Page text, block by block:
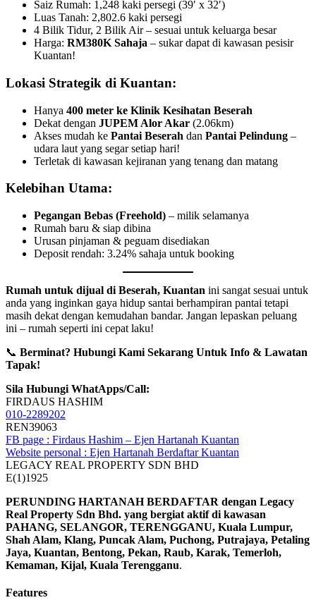
Saiz Rumah: 1,248 kaki persegi (39′ x 32′)
Luas Tanah: 2,802.6 kaki persegi
4 Bilik Tidur, 2 Bilik Air – sesuai untuk keluarga besar
Harga: RM380K Sahaja – sukar dapat di kawasan pesisir
Kuantan!
Lokasi Strategik di Kuantan:
Hanya 400 meter ke Klinik Kesihatan Beserah
Dekat dengan JUPEM Alor Akar (2.06km)
Akses mudah ke Pantai Beserah dan Pantai Pelindung –
udara laut yang segar setiap hari!
Terletak di kawasan kejiranan yang tenang dan matang
Kelebihan Utama:
Pegangan Bebas (Freehold) – milik selamanya
Rumah baru & siap dibina
Urusan pinjaman & peguam disediakan
Deposit rendah: 3.24% sahaja untuk booking
Rumah untuk dijual di Beserah, Kuantan ini sangat sesuai untuk
anda yang inginkan gaya hidup santai berhampiran pantai tetapi
masih dekat dengan kemudahan bandar. Jangan lepaskan peluang
ini – rumah seperti ini cepat laku!
📞 Berminat? Hubungi Kami Sekarang Untuk Info & Lawatan
Tapak!
Sila Hubungi WhatApps/Call:
FIRDAUS HASHIM
010-2289202
REN39063
FB page : Firdaus Hashim – Ejen Hartanah Kuantan
Website personal : Ejen Hartanah Berdaftar Kuantan
LEGACY REAL PROPERTY SDN BHD
E(1)1925
PERUNDING HARTANAH BERDAFTAR dengan Legacy
Real Property Sdn Bhd. yang bergiat aktif di kawasan
PAHANG, SELANGOR, TERENGGANU, Kuala Lumpur,
Shah Alam, Klang, Puncak Alam, Puchong, Putrajaya, Petaling
Jaya, Kuantan, Bentong, Pekan, Raub, Karak, Temerloh,
Kemaman, Kijal, Kuala Terengganu.
Features